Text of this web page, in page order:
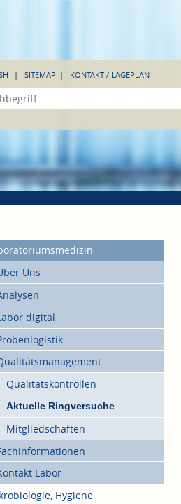
SITEMAP KONTAKT / LAGEPLAN
Uns
digital
Qualitätskontrollen
Aktuelle Ringversuche
Mitgliedschaften
Labor
Hygiene